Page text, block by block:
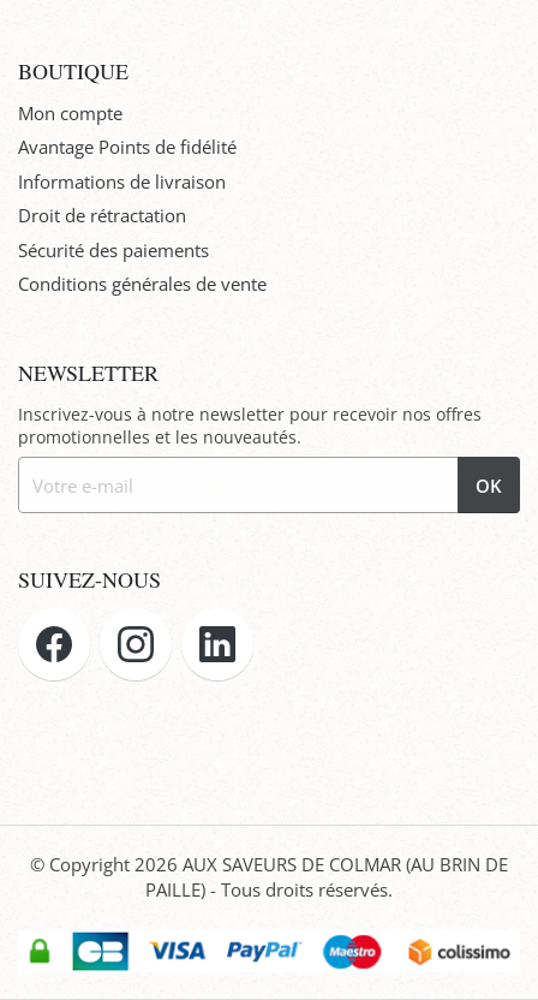
BOUTIQUE
Mon compte
Avantage Points de fidélité
Informations de livraison
Droit de rétractation
Sécurité des paiements
Conditions générales de vente
NEWSLETTER
Inscrivez-vous à notre newsletter pour recevoir nos offres
promotionnelles et les nouveautés.
OK
SUIVEZ-NOUS
© Copyright 2026 AUX SAVEURS DE COLMAR (AU BRIN DE
PAILLE) - Tous droits réservés.